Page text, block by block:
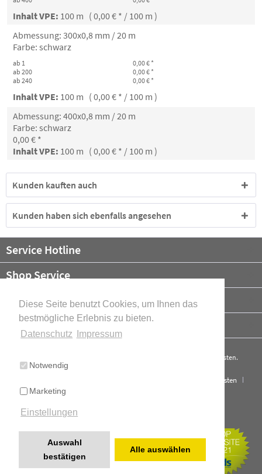
Diese Seite benutzt Cookies, um Ihnen das
bestmögliche Erlebnis zu bieten.
Datenschutz
Impressum
Notwendig
Marketing
Einstellungen
Auswahl
bestätigen
Alle auswählen
Inhalt VPE: 100 m ( 0,00 € * / 100 m )
Abmessung: 300x0,8 mm / 20 m
Farbe: schwarz
ab 1
0,00 € *
ab 200
0,00 € *
ab 240
0,00 € *
Inhalt VPE: 100 m ( 0,00 € * / 100 m )
Abmessung: 400x0,8 mm / 20 m
Farbe: schwarz
0,00 € *
Inhalt VPE: 100 m ( 0,00 € * / 100 m )
Kunden kauften auch
Kunden haben sich ebenfalls angesehen
Service Hotline
Shop Service
Informationen
Newsletter
Versandkosten.
Versand und Kosten
Realisiert mit Shopware